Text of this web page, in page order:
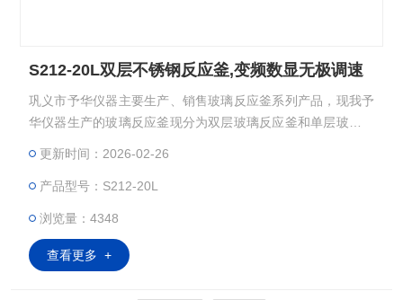
S212-20L双层不锈钢反应釜,变频数显无极调速
巩义市予华仪器主要生产、销售玻璃反应釜系列产品，现我予
华仪器生产的玻璃反应釜现分为双层玻璃反应釜和单层玻璃反
可以达到－80℃）；双层玻璃反应釜可以抽真空，做负压反
更新时间：2026-02-26
产品型号：S212-20L
浏览量：4348
查看更多 +